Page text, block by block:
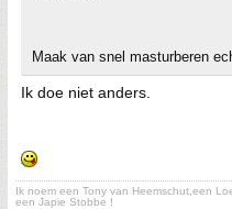
Maak van snel masturberen
Ik doe niet anders.
Ik noem een Tony van Heemschut,een
een Japie Stobbe !